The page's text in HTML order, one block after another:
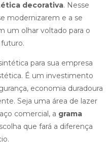
decorativa. Nesse
modernizarem e a se
um olhar voltado para o
para sua empresa
É um investimento
economia duradoura
Seja uma área de lazer
comercial, a grama
que fará a diferença